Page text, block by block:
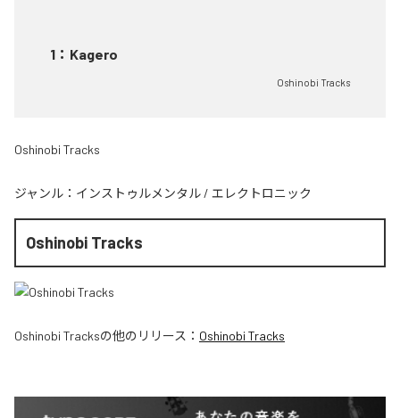
1 ： Kagero
Oshinobi Tracks
Oshinobi Tracks
ジャンル： インストゥルメンタル / エレクトロニック
Oshinobi Tracks
Oshinobi Tracksの他のリリース： Oshinobi Tracks